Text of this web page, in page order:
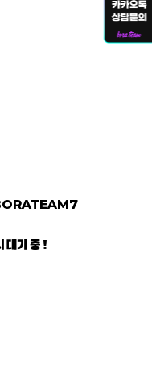
BORATEAM7
대기 중 !